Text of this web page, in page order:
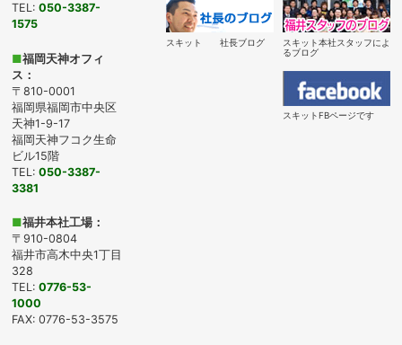
TEL:050-3387-
1575
■福岡天神オフィ
ス：
〒810-0001
福岡県福岡市中央区
天神1-9-17
福岡天神フコク生命
ビル15階
TEL:050-3387-
3381
■福井本社工場：
〒910-0804
福井市高木中央1丁目
328
TEL:0776-53-
1000
FAX: 0776-53-3575
スキット 社長ブログ
スキット本社スタッフによ
るブログ
スキットFBページです